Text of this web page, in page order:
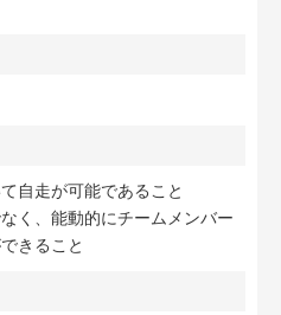
自走が可能であること
く、能動的にチームメンバー
きること